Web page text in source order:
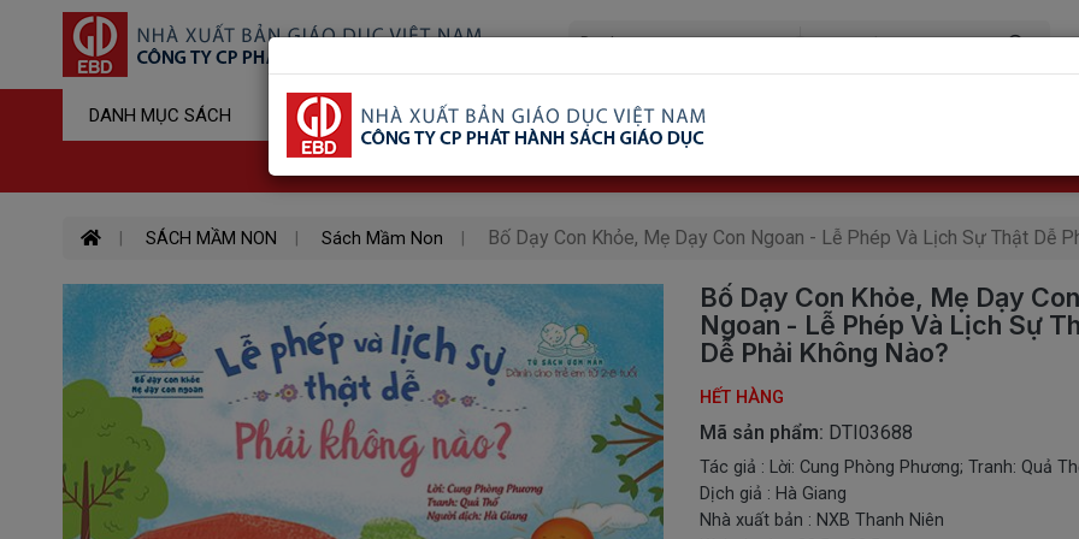
DANH MỤC SÁCH Sản Phẩm Đã Xem Ship COD Trên Toàn Quốc
SÁCH MẦM NON Sách Mầm Non Bố Dạy Con Khỏe, Mẹ Dạy Con Ngoan - Lễ Phép Và Lịch Sự Thật Dễ
Bố Dạy Con Khỏe, Mẹ Dạy Con
Ngoan - Lễ Phép Và Lịch Sự
Dễ Phải Không Nào?
HẾT HÀNG
Mã sản phẩm: DTI03688
Tác giả : Lời: Cung Phòng Phương; Tranh: Quả
Dịch giả : Hà Giang
Nhà xuất bản : NXB Thanh Niên